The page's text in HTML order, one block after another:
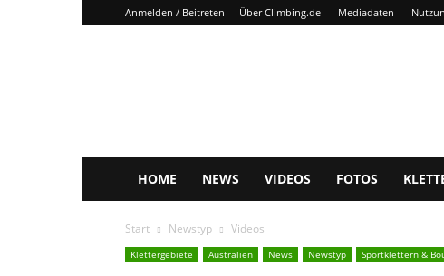
Anmelden / Beitreten Über Climbing.de Mediadaten
HOME NEWS VIDEOS FOTOS
Start Newstyp Videos
Klettergebiete Australien News Newstyp Sportklettern &